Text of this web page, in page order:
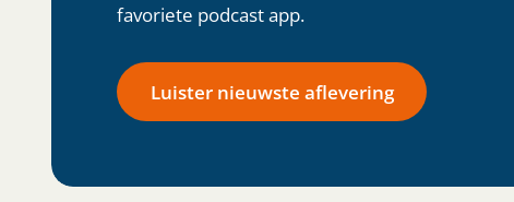
favoriete podcast app.
Luister nieuwste aflevering